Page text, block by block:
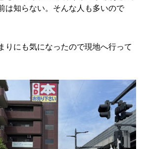
は知らない。そんな人も多いので
りにも気になったので現地へ行って